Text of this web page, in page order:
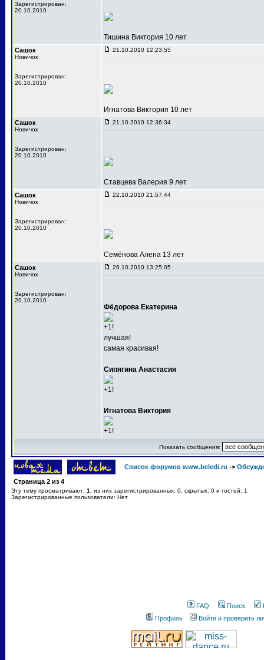
Зарегистрирован:
20.10.2010
Тишина Виктория 10 лет
Сашок
Новичок
Зарегистрирован:
20.10.2010
21.10.2010 12:23:55
Игнатова Виктория 10 лет
Сашок
Новичок
Зарегистрирован:
20.10.2010
21.10.2010 12:36:34
Ставцева Валерия 9 лет
Сашок
Новичок
Зарегистрирован:
20.10.2010
22.10.2010 21:57:44
Семёнова Алена 13 лет
Сашок
Новичок
Зарегистрирован:
20.10.2010
26.10.2010 13:25:05
Фёдорова Екатерина
+1!
лучшая!
самая красивая!
Сипягина Анастасия
+1!
Игнатова Виктория
+1!
Показать сообщения:
Список форумов www.beledi.ru ->
Страница 2 из 4
Эту тему просматривают: 1
, из них зарегистрированных: 0, скрытых: 0 и гостей: 1
Зарегистрированные пользователи: Нет
FAQ Поиск
Профиль
Войти и проверить